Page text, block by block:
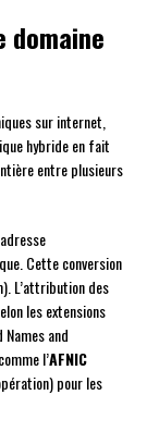
domaine
sur internet,
hybride en fait
entre plusieurs
Cette conversion
L’attribution des
les extensions
and
l’AFNIC
pour les